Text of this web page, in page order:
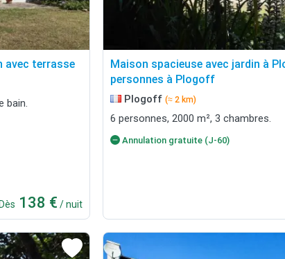
avec terrasse
bain.
Dès 138 € / nuit
Maison spacieuse avec jardin à
personnes à Plogoff
Plogoff(≈ 2 km)
6 personnes, 2000 m², 3 chambres.
Annulation gratuite (J-60)